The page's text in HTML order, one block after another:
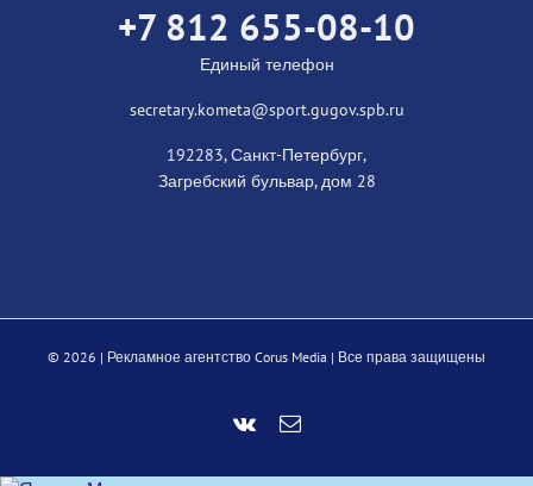
+7 812 655-08-10
Единый телефон
secretary.kometa@sport.gugov.spb.ru
192283, Санкт-Петербург,
Загребский бульвар, дом 28
© 2026 | Рекламное агентство Corus Media | Все права защищены
Vk Email